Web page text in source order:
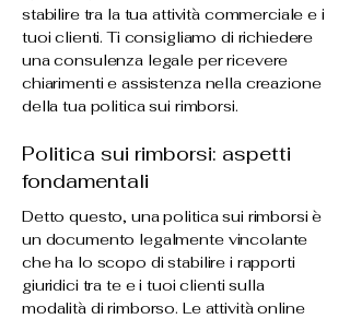
stabilire tra la tua attività commerciale e i
tuoi clienti. Ti consigliamo di richiedere
una consulenza legale per ricevere
chiarimenti e assistenza nella creazione
della tua politica sui rimborsi.
Politica sui rimborsi: aspetti
fondamentali
Detto questo, una politica sui rimborsi è
un documento legalmente vincolante
che ha lo scopo di stabilire i rapporti
giuridici tra te e i tuoi clienti sulla
modalità di rimborso. Le attività online